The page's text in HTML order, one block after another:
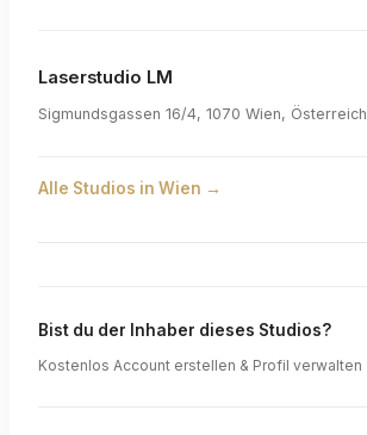
Laserstudio LM
Sigmundsgassen 16/4, 1070 Wien, Österreich
Alle Studios in Wien →
Bist du der Inhaber dieses Studios?
Kostenlos Account erstellen & Profil verwalten